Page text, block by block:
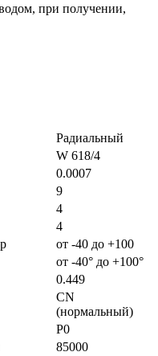
при получении,
Радиальный
W 618/4
0.0007
9
4
4
от -40 до +100
от -40° до +100°
0.449
CN
(нормальный)
P0
85000